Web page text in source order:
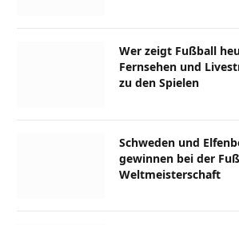
Wer zeigt Fußball
Fernsehen und
zu den Spielen
Schweden und
gewinnen bei der
Weltmeisterschaft